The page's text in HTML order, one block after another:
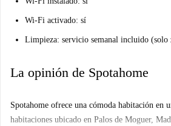
Wi-Fi activado: sí
Limpieza: servicio semanal incluido (solo
La opinión de Spotahome
Spotahome ofrece una cómoda habitación en
habitaciones ubicado en Palos de Moguer,